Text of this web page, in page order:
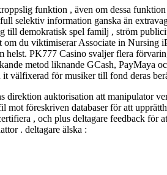
funktion , även om dessa
selektiv information ganska än
till demokratisk spel familj , ström
du viktimiserar Associate in Nursing
PK777 Casino svaljer flera
metod liknande GCash, PayMaya
för musiker till fond deras
auktorisation att manipulator
föreskriven databaser för att
, och plus deltagare feedback för
. deltagare älska :